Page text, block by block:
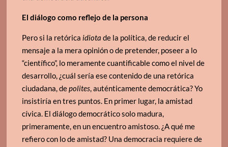
El diálogo como reflejo de la persona
Pero si la retóricaidiotade la política, de reducir el
mensaje a la mera opinión o de pretender, poseer a lo
“científico”, lo meramente cuantificable como el nivel de
desarrollo, ¿cuál sería ese contenido de una retórica
ciudadana, depolites, auténticamente democrática? Yo
insistiría en tres puntos. En primer lugar, la amistad
cívica. El diálogo democrático solo madura,
primeramente, en un encuentro amistoso. ¿A qué me
refiero con lo de amistad? Una democracia requiere de